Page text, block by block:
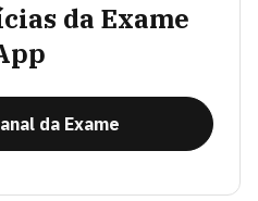
da Exame
da Exame